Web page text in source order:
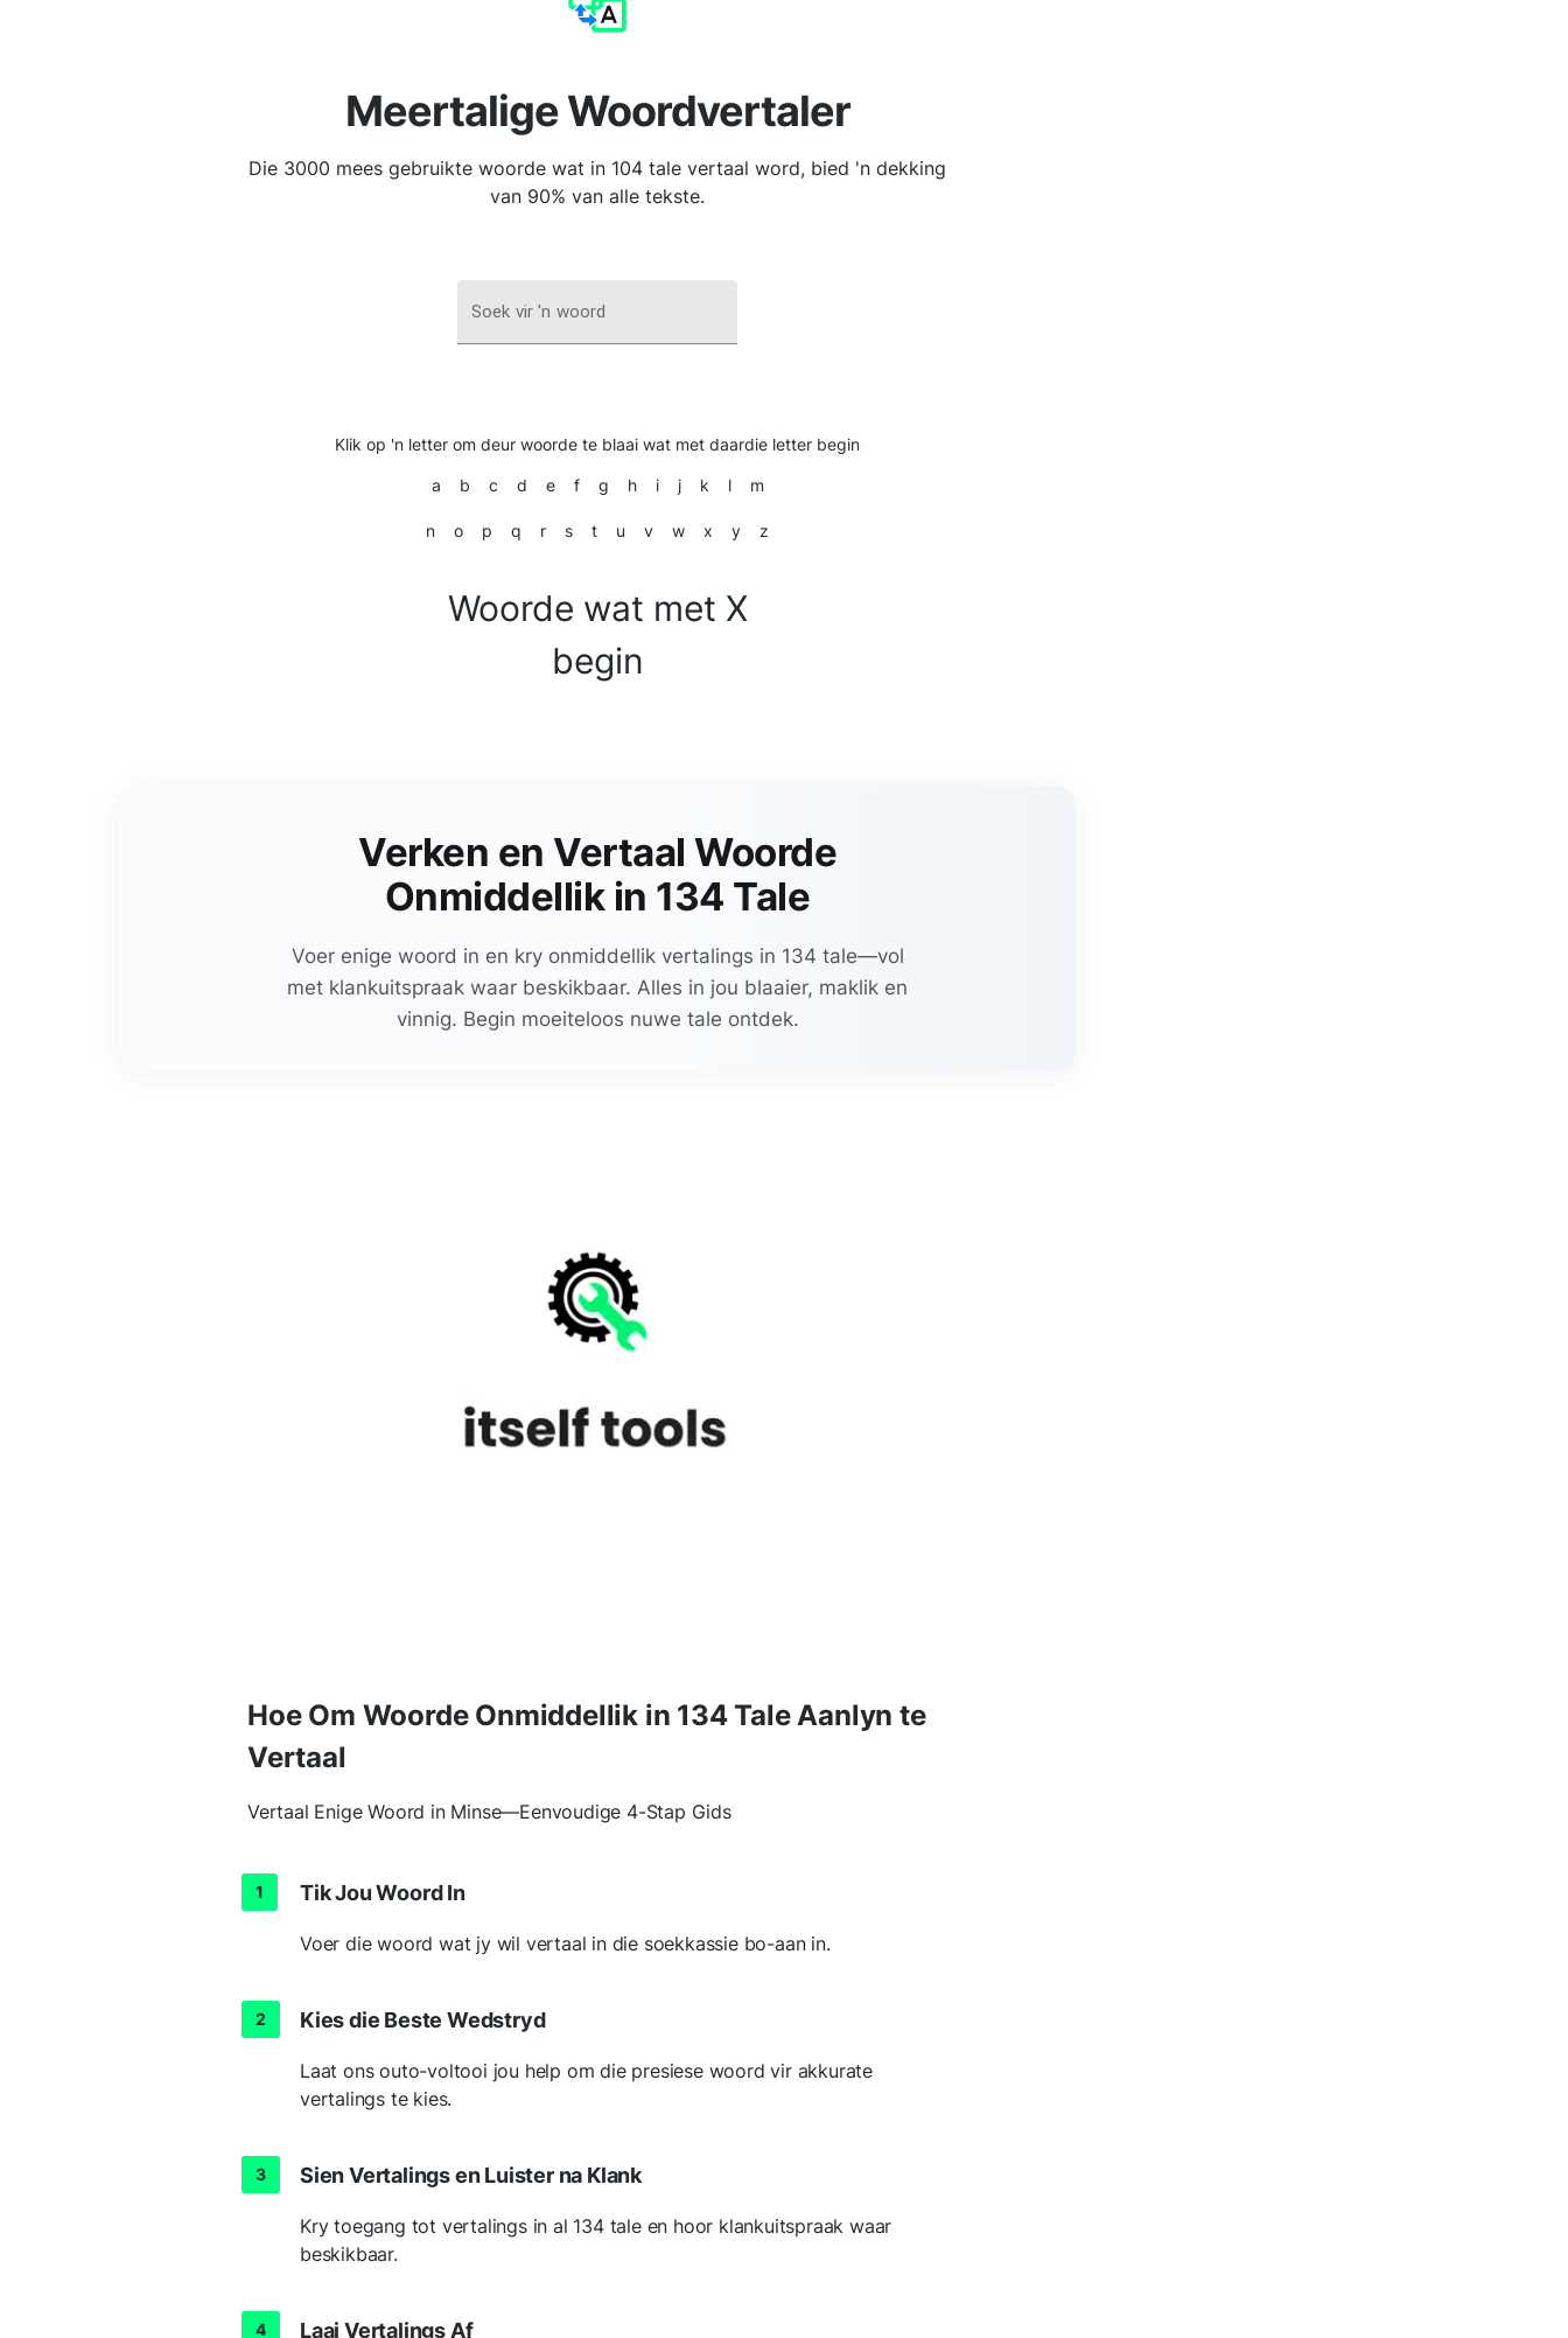
Meertalige Woordvertaler
Die 3000 mees gebruikte woorde wat in 104 tale vertaal word, bied 'n dekking
van 90% van alle tekste.
Soek vir 'n woord
Klik op 'n letter om deur woorde te blaai wat met daardie letter begin
a b c d e f g h i j k l m
n o p q r s t u v w x y z
Woorde wat met X
begin
Verken en Vertaal Woorde
Onmiddellik in 134 Tale
Voer enige woord in en kry onmiddellik vertalings in 134 tale—vol
met klankuitspraak waar beskikbaar. Alles in jou blaaier, maklik en
vinnig. Begin moeiteloos nuwe tale ontdek.
Hoe Om Woorde Onmiddellik in 134 Tale Aanlyn te
Vertaal
Vertaal Enige Woord in Minse—Eenvoudige 4-Stap Gids
Tik Jou Woord In
Voer die woord wat jy wil vertaal in die soekkassie bo-aan in.
Kies die Beste Wedstryd
Laat ons outo-voltooi jou help om die presiese woord vir akkurate
vertalings te kies.
Sien Vertalings en Luister na Klank
Kry toegang tot vertalings in al 134 tale en hoor klankuitspraak waar
beskikbaar.
Laai Vertalings Af